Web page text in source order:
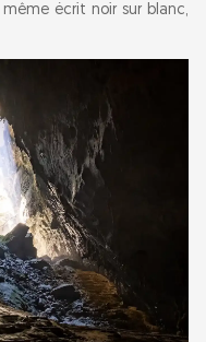
écrit noir sur blanc,